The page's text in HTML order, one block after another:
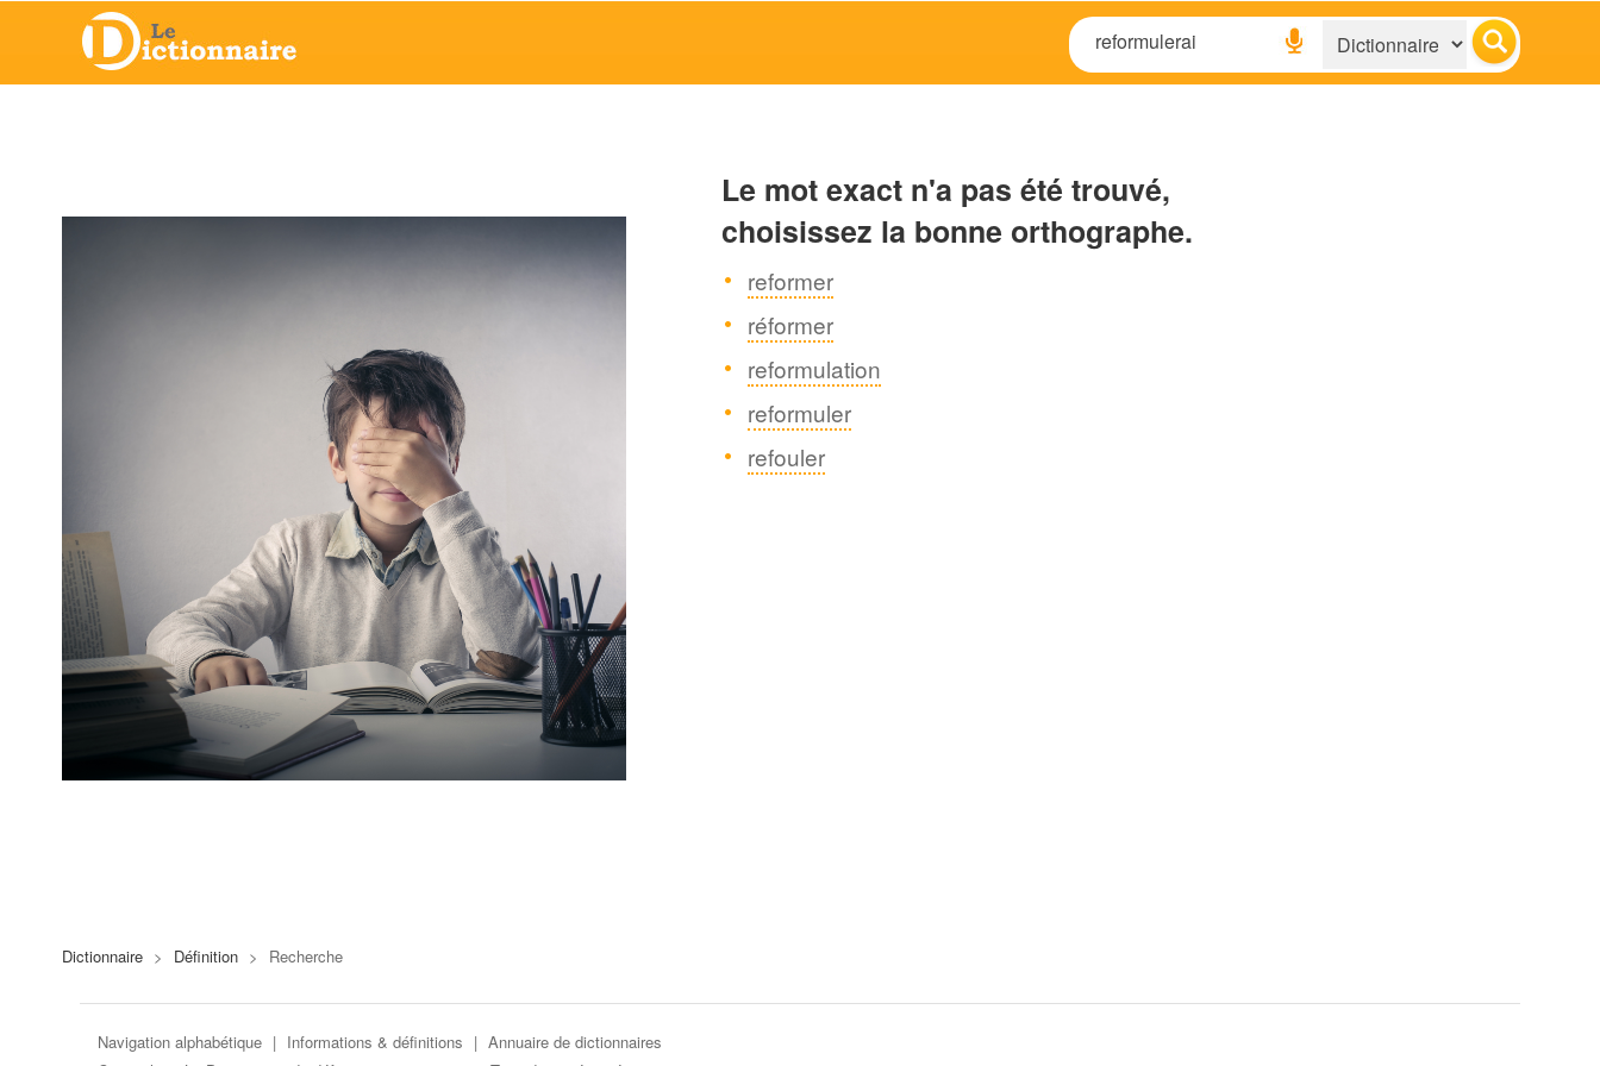
Le mot exact n'a pas été trouvé,
choisissez la bonne orthographe.
reformer
réformer
reformulation
reformuler
refouler
Dictionnaire > Définition > Recherche
Navigation alphabétique | Informations & définitions | Annuaire de dictionnaires